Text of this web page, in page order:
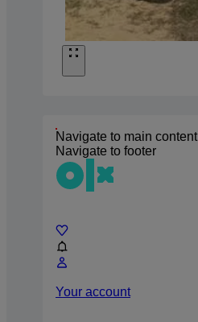
Navigate to main content
Navigate to footer
Your account